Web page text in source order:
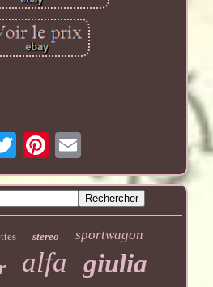
stereo sportwagon
alfa giulia